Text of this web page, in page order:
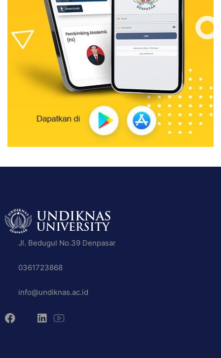
Jl. Bedugul No.39 Denpasar
0361723868
info@undiknas.ac.id